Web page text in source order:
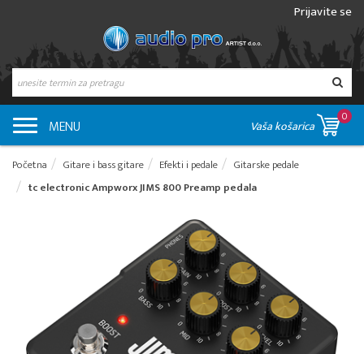
Prijavite se
MENU Vaša košarica
0
Početna Gitare i bass gitare Efekti i pedale
Gitarske pedale
tc electronic Ampworx JIMS 800 Preamp pedala